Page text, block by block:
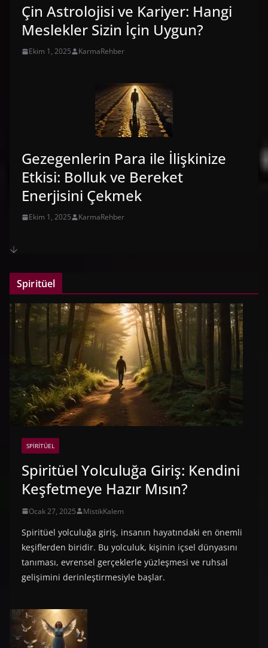
Çin Astrolojisi ve Kariyer: Hangi
Meslekler Sizin İçin Uygun?
Ekim 1, 2025 KarmaRehber
Gezegenlerin Para ile İlişkinize
Etkisi: Bolluk ve Bereket
Enerjisini Çekmek
Ekim 1, 2025 KarmaRehber
Spiritüel
SPIRITÜEL
Spiritüel Yolculuğa Giriş: Kendini
Keşfetmeye Hazır Mısın?
Ocak 27, 2025 MistikKalem
Spiritüel yolculuğa giriş, insanın hayatındaki en önemli
keşiflerden biridir. Bu yolculuk, kişinin içsel dünyasını
tanıması, evrensel gerçeklerle yüzleşmesi ve ruhsal
gelişimini derinleştirmesiyle başlar.